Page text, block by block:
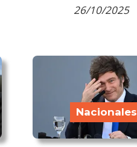
26/10/2025
Nacionales